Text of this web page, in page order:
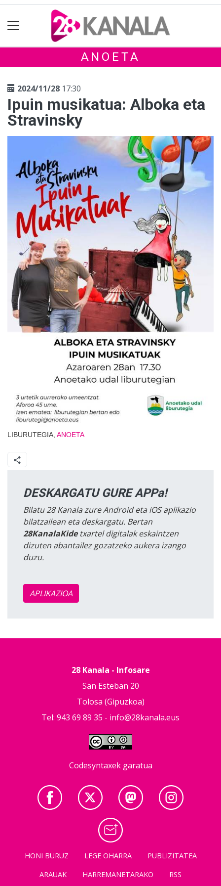
ANOETA
2024/11/28 17:30
Ipuin musikatua: Alboka eta
Stravinsky
LIBURUTEGIA, ANOETA
DESKARGATU GURE APPa!
Bilatu 28 Kanala zure Android eta iOS aplikazio
bilatzailean eta deskargatu. Bertan
28KanalaKidetxartel digitalak eskaintzen
dizuten abantailez gozatzeko aukera izango
duzu.
APLIKAZIOA
28 Kanala - Infosare
San Esteban 20
Tolosa (Gipuzkoa)
Tel: 943 69 89 35 - info@28kanala.eus
Codesyntaxek garatua
HONI BURUZ LEGE OHARRA
PUBLIZITATEA
ARAUAK
HARREMANETARAKO RSS